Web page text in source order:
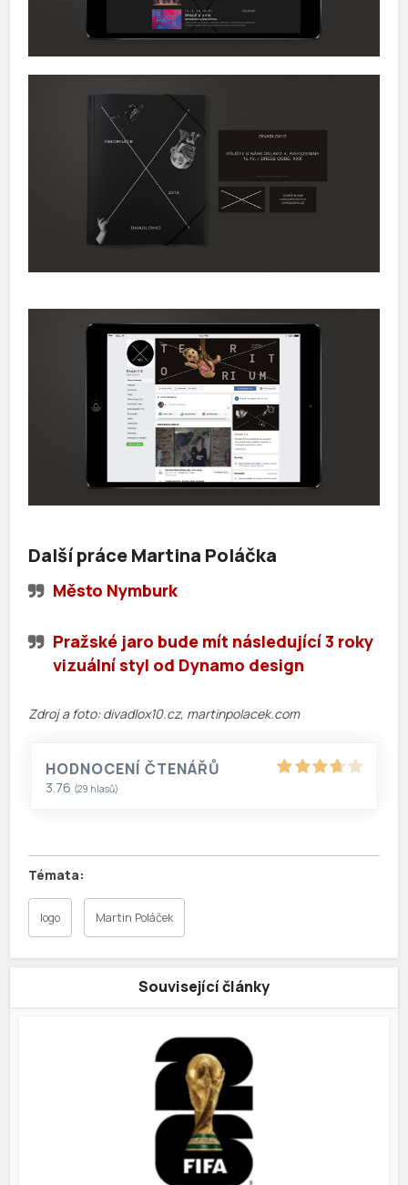
Další práce Martina Poláčka
Město Nymburk
Pražské jaro bude mít následující 3 roky
vizuální styl od Dynamo design
Zdroj a foto: divadlox10.cz, martinpolacek.com
HODNOCENÍ ČTENÁŘŮ
3.76 (29 hlasů)
logo Martin Poláček
Související články